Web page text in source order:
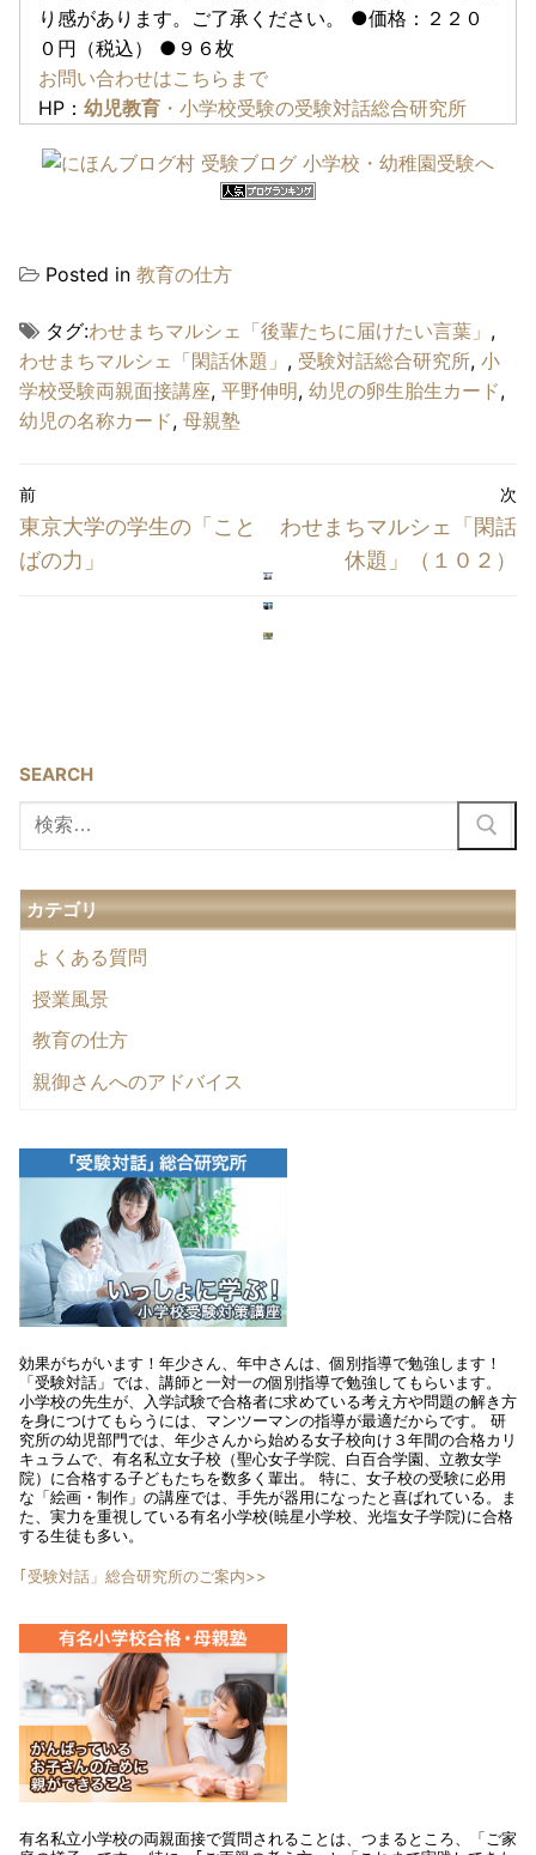
り感があります。ご了承ください。 ●価格：２２０
０円（税込） ●９６枚
お問い合わせはこちらまで
HP： 幼児教育 ・小学校受験の受験対話総合研究所
Posted in 教育の仕方
タグ:わせまちマルシェ「後輩たちに届けたい言葉」 ,
わせまちマルシェ「閑話休題」 , 受験対話総合研究所, 小
学校受験両親面接講座, 平野伸明, 幼児の卵生胎生カード,
幼児の名称カード, 母親塾
投
稿
ナ
ョ
ン
前
前
の
東京大学の学生の「こと
ばの力」
次
次
わせまちマルシェ「閑話
休題」（１０２）
SEARCH
検
索:
カテゴリ
よくある質問
授業風景
教育の仕方
親御さんへのアドバイス
効果がちがいます！年少さん、年中さんは、個別指導で勉強します！
「受験対話」では、講師と一対一の個別指導で勉強してもらいます。
小学校の先生が、入学試験で合格者に求めている考え方や問題の解き方
を身につけてもらうには、マンツーマンの指導が最適だからです。 研
究所の幼児部門では、年少さんから始める女子校向け３年間の合格カリ
キュラムで、有名私立女子校（聖心女子学院、白百合学園、立教女学
院）に合格する子どもたちを数多く輩出。 特に、女子校の受験に必用
な「絵画・制作」の講座では、手先が器用になったと喜ばれている。ま
た、実力を重視している有名小学校(暁星小学校、光塩女子学院)に合格
する生徒も多い。
｢受験対話」総合研究所のご案内>>
有名私立小学校の両親面接で質問されることは、つまるところ、「ご家